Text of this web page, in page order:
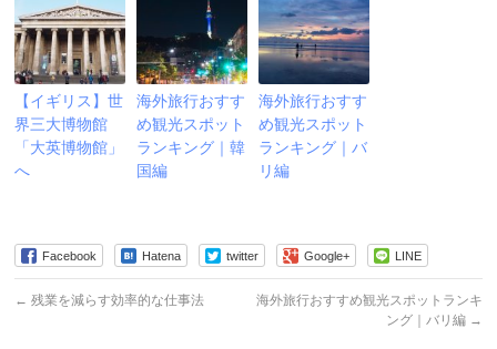
【イギリス】世
界三大博物館
「大英博物館」
へ
海外旅行おすす
め観光スポット
ランキング｜韓
国編
海外旅行おすす
め観光スポット
ランキング｜バ
リ編
Facebook Hatena twitter Google+ LINE
← 残業を減らす効率的な仕事法
海外旅行おすすめ観光スポットランキ
ング｜バリ編 →